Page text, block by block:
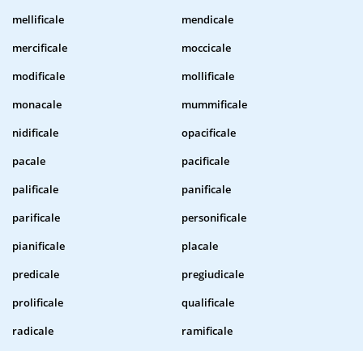
mellificale
mendicale
mercificale
moccicale
modificale
mollificale
monacale
mummificale
nidificale
opacificale
pacale
pacificale
palificale
panificale
parificale
personificale
pianificale
placale
predicale
pregiudicale
prolificale
qualificale
radicale
ramificale